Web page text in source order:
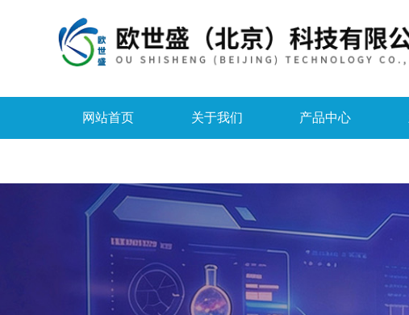
网站首页 关于我们 产品中心